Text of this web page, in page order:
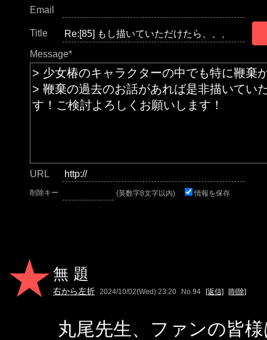
Email
Title
Message*
URL
削除キー (英数字8文字以内) 情報を保存
無題
右から左折 2024/10/02(Wed) 23:20 No.94 [返信] [削除]
丸尾先生、ファンの皆